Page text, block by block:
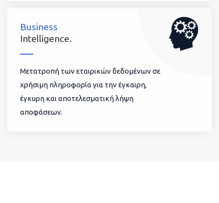
Business
Intelligence.
Μετατροπή των εταιρικών δεδομένων σε
χρήσιμη πληροφορία για την έγκαιρη,
έγκυρη και αποτελεσματική λήψη
αποφάσεων.